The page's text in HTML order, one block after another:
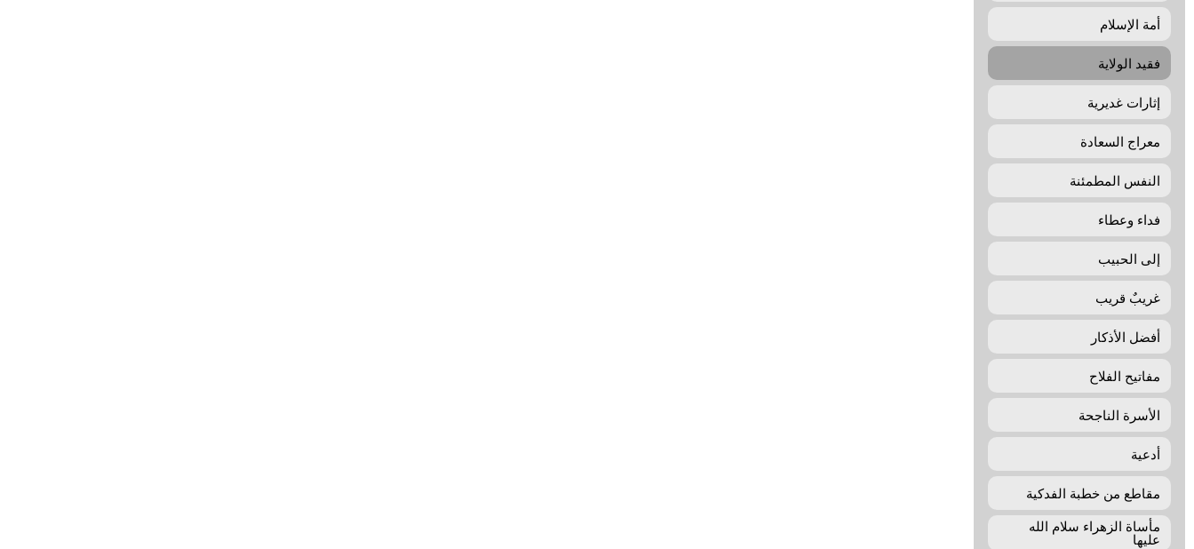
أمة الإسلام
فقيد الولاية
إثارات غديرية
معراج السعادة
النفس المطمئنة
فداء وعطاء
إلی الحبيب
غريبٌ قريب
أفضل الأذكار
مفاتيح الفلاح
الأسرة الناجحة
أدعية
مقاطع من خطبة الفدكية
مأساة الزهراء سلام الله
عليها